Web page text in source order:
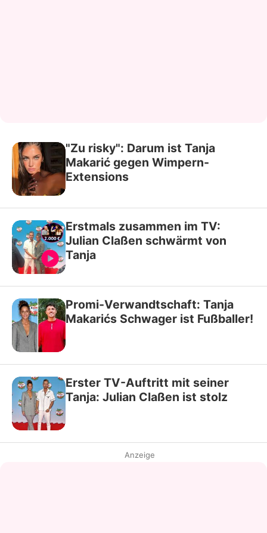
"Zu risky": Darum ist Tanja
Makarić gegen Wimpern-
Extensions
Erstmals zusammen im TV:
Julian Claßen schwärmt von
Tanja
Promi-Verwandtschaft: Tanja
Makarićs Schwager ist Fußballer!
Erster TV-Auftritt mit seiner
Tanja: Julian Claßen ist stolz
Anzeige